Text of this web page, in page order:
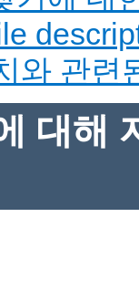
와 관련
대해